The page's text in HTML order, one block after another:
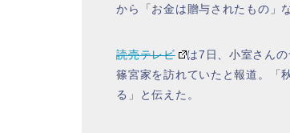
から「お金は贈与されたもの」
読売テレビ
は7日、小室さん
篠宮家を訪れていたと報道。「
る」と伝えた。